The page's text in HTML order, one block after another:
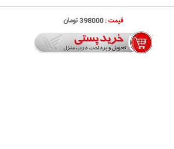
قیمت :398000 تومان